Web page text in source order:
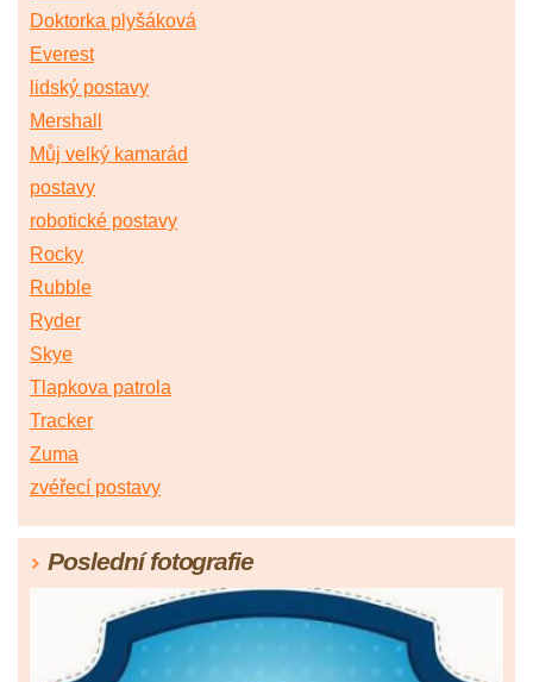
Doktorka plyšáková
Everest
lidský postavy
Mershall
Můj velký kamarád
postavy
robotické postavy
Rocky
Rubble
Ryder
Skye
Tlapkova patrola
Tracker
Zuma
zvéřecí postavy
Poslední fotografie